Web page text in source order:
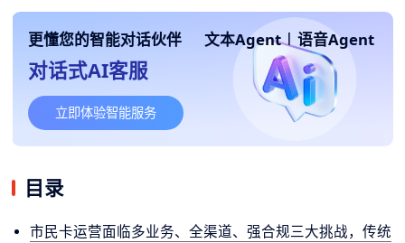
更懂您的智能对话伙伴 文本Agent | 语音Agent
对话式AI客服
立即体验智能服务
目录
市民卡运营面临多业务、全渠道、强合规三大挑战，传统